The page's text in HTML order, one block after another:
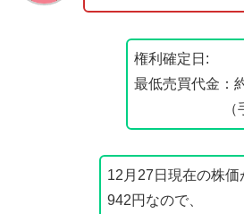
権利確定日:
最低売買代金：
（手数
12月27日現在の株価
942円なので、